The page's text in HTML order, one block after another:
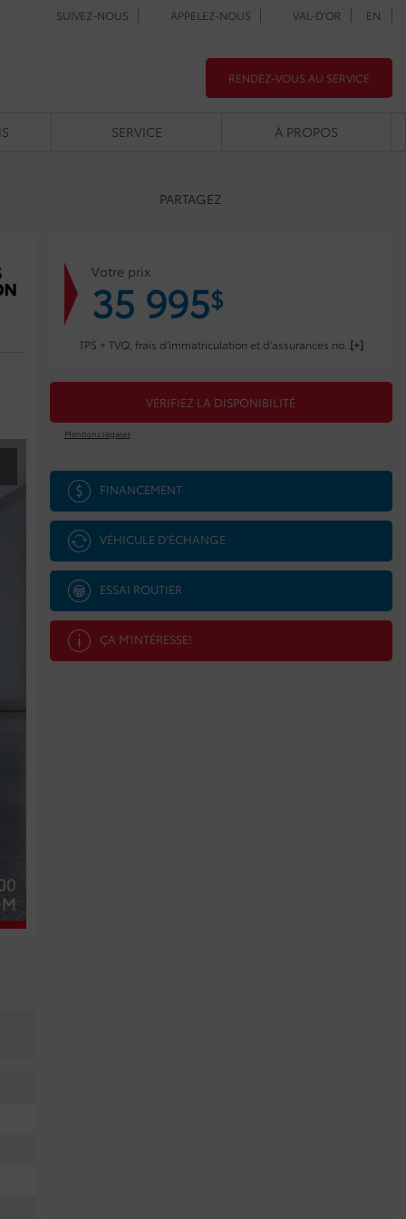
SUIVEZ-NOUS APPELEZ-NOUS VAL-D'OR EN
RENDEZ-VOUS AU SERVICE
SERVICE À PROPOS
PARTAGEZ
Votre prix
35 995$
TPS + TVQ, frais d'immatriculation et d'assurances non inclus.
VÉRIFIEZ LA DISPONIBILITÉ
Mentions légales
FINANCEMENT
VÉHICULE D'ÉCHANGE
ESSAI ROUTIER
ÇA M'INTÉRESSE!